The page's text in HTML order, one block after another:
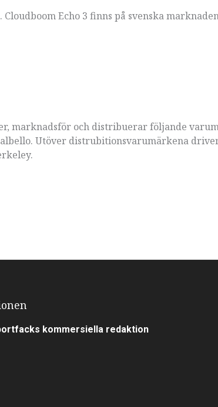
Echo 3 finns på svenska
marknadsför och distribuerar följande
Utöver distrubitionsvarumärkena
kommersiella redaktion